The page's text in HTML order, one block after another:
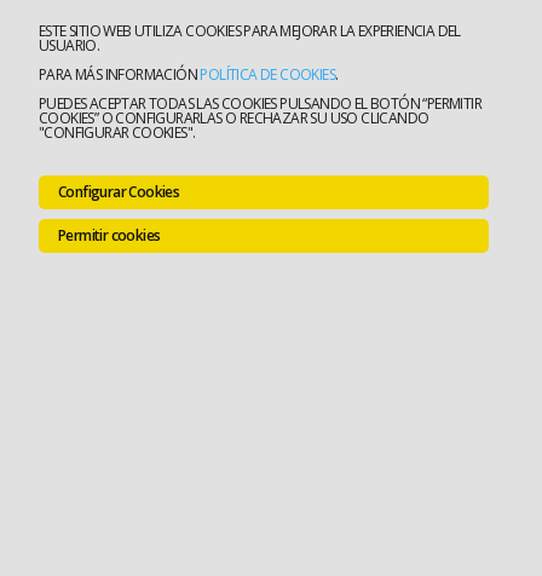
ESTE SITIO WEB UTILIZA COOKIES PARA MEJORAR LA EXPERIENCIA DEL
USUARIO.
PARA MÁS INFORMACIÓNPOLÍTICA DE COOKIES.
PUEDES ACEPTAR TODAS LAS COOKIES PULSANDO EL BOTÓN “PERMITIR
COOKIES” O CONFIGURARLAS O RECHAZAR SU USO CLICANDO
"CONFIGURAR COOKIES".
Configurar Cookies
Permitir cookies